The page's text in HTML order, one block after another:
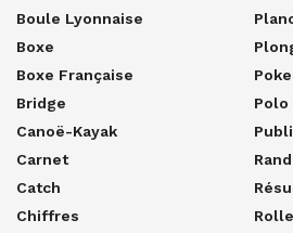
Boule Lyonnaise
Boxe
Boxe Française
Bridge
Canoë-Kayak
Carnet
Catch
Chiffres
Polo